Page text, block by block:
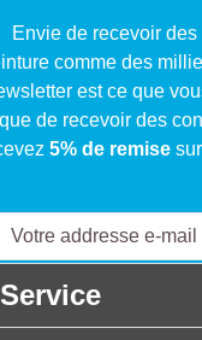
Envie de recevoir
comme des
est ce que
que de recevoir des
5% de remise
Service